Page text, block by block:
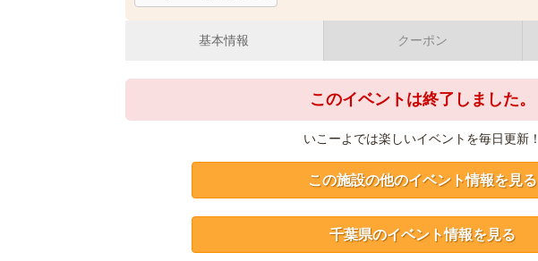
基本情報 クーポン
このイベントは終了しました。
いこーよでは楽しいイベントを毎日更新！
この施設の他のイベント情報を見る
千葉県のイベント情報を見る